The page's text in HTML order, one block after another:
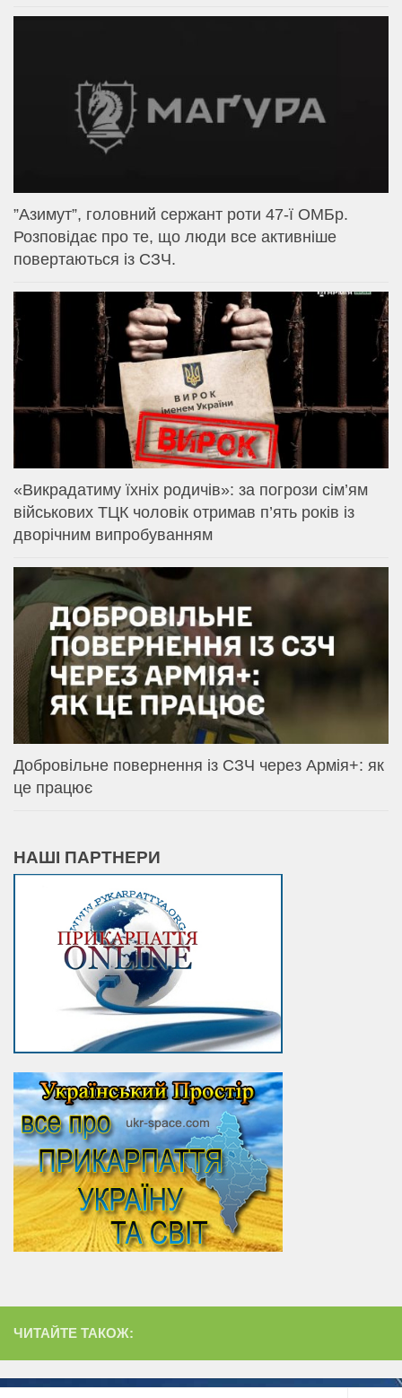
⁨”Азимут”, головний сержант роти 47-ї ОМБр.
Розповідає про те, що люди все активніше
повертаються із СЗЧ.
«Викрадатиму їхніх родичів»: за погрози сім’ям
військових ТЦК чоловік отримав п’ять років із
дворічним випробуванням
Добровільне повернення із СЗЧ через Армія+: як
це працює
НАШІ ПАРТНЕРИ
ЧИТАЙТЕ ТАКОЖ: